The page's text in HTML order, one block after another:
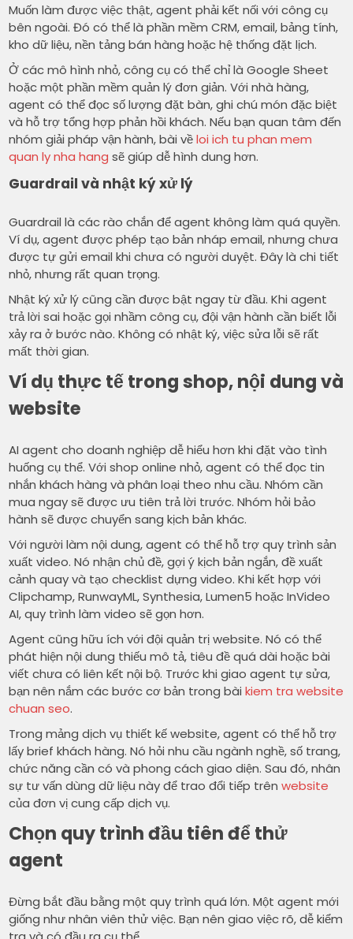
Muốn làm được việc thật, agent phải kết nối với công cụ
bên ngoài. Đó có thể là phần mềm CRM, email, bảng tính,
kho dữ liệu, nền tảng bán hàng hoặc hệ thống đặt lịch.
Ở các mô hình nhỏ, công cụ có thể chỉ là Google Sheet
hoặc một phần mềm quản lý đơn giản. Với nhà hàng,
agent có thể đọc số lượng đặt bàn, ghi chú món đặc biệt
và hỗ trợ tổng hợp phản hồi khách. Nếu bạn quan tâm đến
nhóm giải pháp vận hành, bài vềloi ich tu phan mem
quan ly nha hang sẽ giúp dễ hình dung hơn.
Guardrail và nhật ký xử lý
Guardrail là các rào chắn để agent không làm quá quyền.
Ví dụ, agent được phép tạo bản nháp email, nhưng chưa
được tự gửi email khi chưa có người duyệt. Đây là chi tiết
nhỏ, nhưng rất quan trọng.
Nhật ký xử lý cũng cần được bật ngay từ đầu. Khi agent
trả lời sai hoặc gọi nhầm công cụ, đội vận hành cần biết lỗi
xảy ra ở bước nào. Không có nhật ký, việc sửa lỗi sẽ rất
mất thời gian.
Ví dụ thực tế trong shop, nội dung và
website
AI agent cho doanh nghiệp dễ hiểu hơn khi đặt vào tình
huống cụ thể. Với shop online nhỏ, agent có thể đọc tin
nhắn khách hàng và phân loại theo nhu cầu. Nhóm cần
mua ngay sẽ được ưu tiên trả lời trước. Nhóm hỏi bảo
hành sẽ được chuyển sang kịch bản khác.
Với người làm nội dung, agent có thể hỗ trợ quy trình sản
xuất video. Nó nhận chủ đề, gợi ý kịch bản ngắn, đề xuất
cảnh quay và tạo checklist dựng video. Khi kết hợp với
Clipchamp, RunwayML, Synthesia, Lumen5 hoặc InVideo
AI, quy trình làm video sẽ gọn hơn.
Agent cũng hữu ích với đội quản trị website. Nó có thể
phát hiện nội dung thiếu mô tả, tiêu đề quá dài hoặc bài
viết chưa có liên kết nội bộ. Trước khi giao agent tự sửa,
bạn nên nắm các bước cơ bản trong bàikiem tra website
chuan seo.
Trong mảng dịch vụ thiết kế website, agent có thể hỗ trợ
lấy brief khách hàng. Nó hỏi nhu cầu ngành nghề, số trang,
chức năng cần có và phong cách giao diện. Sau đó, nhân
sự tư vấn dùng dữ liệu này để trao đổi tiếp trênwebsite
của đơn vị cung cấp dịch vụ.
Chọn quy trình đầu tiên để thử
agent
Đừng bắt đầu bằng một quy trình quá lớn. Một agent mới
giống như nhân viên thử việc. Bạn nên giao việc rõ, dễ kiểm